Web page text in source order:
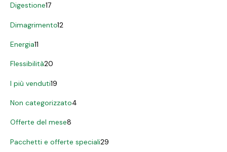
Digestione17
Dimagrimento12
Energia11
Flessibilità20
I più venduti19
Non categorizzato4
Offerte del mese8
Pacchetti e offerte speciali29